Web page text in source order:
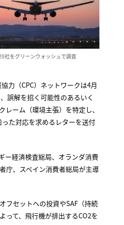
社をグリーンウォッシュで調査
力（CPC）ネットワークは4月
誤解を招く可能性のあるいく
レーム（環境主張）を特定し、
た対応を求めるレターを送付
ー経済検査総局、オランダ消費
庁、スペイン消費者総局が主導
フセットへの投資やSAF（持続
って、飛行機が排出するCO2を